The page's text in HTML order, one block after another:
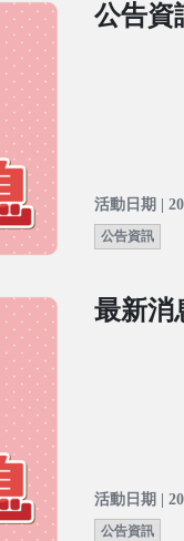
公告資
活動日期 |
公告資訊
最新消
活動日期 |
公告資訊